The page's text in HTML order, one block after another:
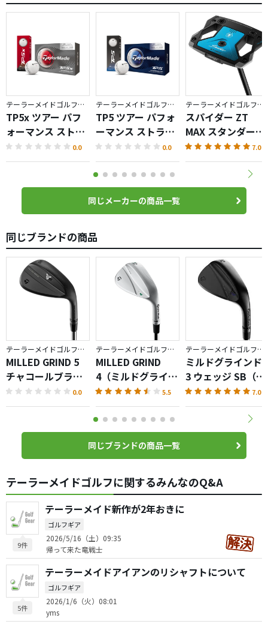
テーラーメイドゴルフ／TP5
TP5x ツアー パフ
ォーマンス ストラ
イプ ボール
0.0
テーラーメイドゴルフ／TP5
TP5 ツアー パフォ
ーマンス ストライ
プ ボール
0.0
テーラーメイドゴルフ／Spider ZT
スパイダー ZT
MAX スタンダード
パター
7.0
同じメーカーの商品一覧
同じブランドの商品
テーラーメイドゴルフ／MILLED GRIND
MILLED GRIND 5
チャコールブラッ
ク ウェッジ
0.0
テーラーメイドゴルフ／MILLED GRIND
MILLED GRIND
4（ミルドグライン
ド）ウェッジ
5.5
テーラーメイドゴルフ／MILLED GRIND
ミルドグラインド
3 ウェッジ SB（ブ
ラック）
7.0
同じブランドの商品一覧
テーラーメイドゴルフに関するみんなのQ&A
9件
テーラーメイド新作が2年おきに
ゴルフギア
2026/5/16（土）09:35
帰って来た竜戦士
5件
テーラーメイドアイアンのリシャフトについて
ゴルフギア
2026/1/6（火）08:01
yms